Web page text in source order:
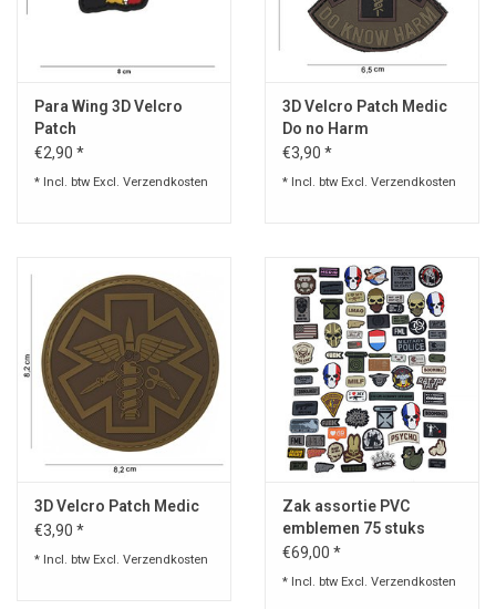
Para Wing 3D Velcro
Patch
€2,90 *
* Incl. btw Excl. Verzendkosten
3D Velcro Patch Medic
Do no Harm
€3,90 *
* Incl. btw Excl. Verzendkosten
3D Velcro Patch Medic
€3,90 *
* Incl. btw Excl. Verzendkosten
Zak assortie PVC
emblemen 75 stuks
€69,00 *
* Incl. btw Excl. Verzendkosten